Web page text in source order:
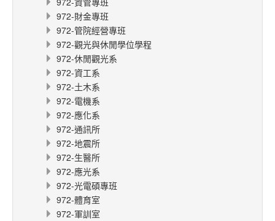
972-財金專班
972-管院經營專班
972-觀光與休閒學位學程
972-休閒觀光系
972-資工系
972-土木系
972-電機系
972-應化系
972-通訊所
972-地震所
972-生醫所
972-應光系
972-光電碩專班
972-體育室
972-軍訓室